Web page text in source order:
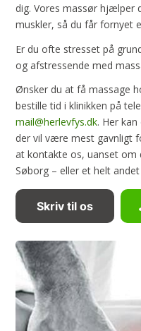
dig. Vores massør hjælper
muskler, så du får fornyet
​Er du ofte stresset på
og afstressende med
​Ønsker du at få massage
bestille tid i klinikken på
mail@herlevfys.dk. Her
der vil være mest gavnligt
at kontakte os, uanset om
Søborg – eller et helt
Skriv til os